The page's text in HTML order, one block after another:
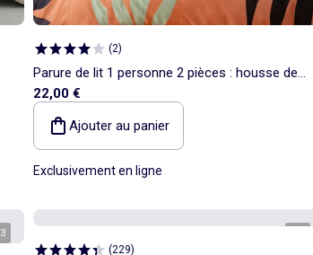
(2)
Parure de lit 1 personne 2 pièces : housse de
couette + taie d'oreiller
22,00 €
Ajouter au panier
Exclusivement en ligne
3
(229)